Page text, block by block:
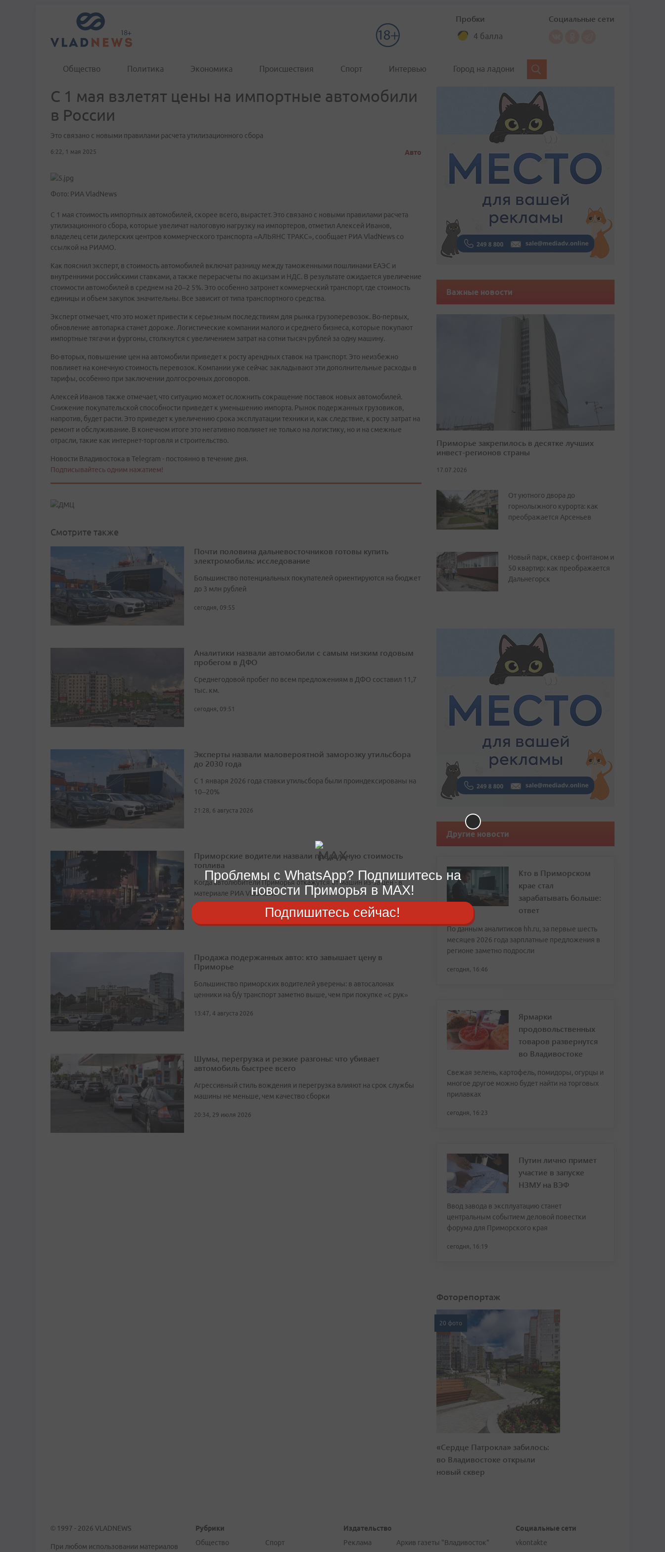
Пробки
4 балла
Социальные сети
Общество Политика Экономика Происшествия Спорт Интервью Город на ладони
С 1 мая взлетят цены на импортные автомобили
в России
Это связано с новыми правилами расчета утилизационного сбора
6:22, 1 мая 2025 Авто
Фото: РИА VladNews
С 1 мая стоимость импортных автомобилей, скорее всего, вырастет. Это связано с новыми правилами расчета
утилизационного сбора, которые увеличат налоговую нагрузку на импортеров, отметил Алексей Иванов,
владелец сети дилерских центров коммерческого транспорта «АЛЬЯНС ТРАКС», сообщает РИА VladNews со
ссылкой на РИАМО.
Как пояснил эксперт, в стоимость автомобилей включат разницу между таможенными пошлинами ЕАЭС и
внутренними российскими ставками, а также перерасчеты по акцизам и НДС. В результате ожидается увеличение
стоимости автомобилей в среднем на 20–2 5%. Это особенно затронет коммерческий транспорт, где стоимость
единицы и объем закупок значительны. Все зависит от типа транспортного средства.
Эксперт отмечает, что это может привести к серьезным последствиям для рынка грузоперевозок. Во-первых,
обновление автопарка станет дороже. Логистические компании малого и среднего бизнеса, которые покупают
импортные тягачи и фургоны, столкнутся с увеличением затрат на сотни тысяч рублей за одну машину.
Во-вторых, повышение цен на автомобили приведет к росту арендных ставок на транспорт. Это неизбежно
повлияет на конечную стоимость перевозок. Компании уже сейчас закладывают эти дополнительные расходы в
тарифы, особенно при заключении долгосрочных договоров.
Алексей Иванов также отмечает, что ситуацию может осложнить сокращение поставок новых автомобилей.
Снижение покупательской способности приведет к уменьшению импорта. Рынок подержанных грузовиков,
напротив, будет расти. Это приведет к увеличению срока эксплуатации техники и, как следствие, к росту затрат на
ремонт и обслуживание. В конечном итоге это негативно повлияет не только на логистику, но и на смежные
отрасли, такие как интернет-торговля и строительство.
Новости Владивостока в Telegram - постоянно в течение дня.
Подписывайтесь одним нажатием!
Смотрите также
Почти половина дальневосточников готовы купить
электромобиль: исследование
Большинство потенциальных покупателей ориентируются на бюджет
до 3 млн рублей
сегодня, 09:55
Аналитики назвали автомобили с самым низким годовым
пробегом в ДФО
Среднегодовой пробег по всем предложениям в ДФО составил 11,7
тыс. км.
сегодня, 09:51
Эксперты назвали маловероятной заморозку утильсбора
до 2030 года
С 1 января 2026 года ставки утильсбора были проиндексированы на
10–20%
21:28, 6 августа 2026
Приморские водители назвали предельную стоимость
топлива
Когда автолюбители Приморья откажутся от машин из-за цен - в
материале РИА VladNews
Продажа подержанных авто: кто завышает цену в
Приморье
Большинство приморских водителей уверены: в автосалонах
ценники на б/у транспорт заметно выше, чем при покупке «с рук»
13:47, 4 августа 2026
Шумы, перегрузка и резкие разгоны: что убивает
автомобиль быстрее всего
Агрессивный стиль вождения и перегрузка влияют на срок службы
машины не меньше, чем качество сборки
20:34, 29 июля 2026
Важные новости
Приморье закрепилось в десятке лучших
инвест-регионов страны
17.07.2026
От уютного двора до
горнолыжного курорта: как
преображается Арсеньев
Новый парк, сквер с фонтаном и
50 квартир: как преображается
Дальнегорск
Другие новости
Кто в Приморском
крае стал
зарабатывать больше:
ответ
По данным аналитиков hh.ru, за первые шесть
месяцев 2026 года зарплатные предложения в
регионе заметно подросли
сегодня, 16:46
Ярмарки
продовольственных
товаров развернутся
во Владивостоке
Свежая зелень, картофель, помидоры, огурцы и
многое другое можно будет найти на торговых
прилавках
сегодня, 16:23
Путин лично примет
участие в запуске
НЗМУ на ВЭФ
Ввод завода в эксплуатацию станет
центральным событием деловой повестки
форума для Приморского края
сегодня, 16:19
Фоторепортаж
20 фото
«Сердце Патрокла» забилось:
во Владивостоке открыли
новый сквер
© 1997 - 2026 VLADNEWS
При любом использовании материалов
Рубрики
Общество
Спорт
Издательство
Реклама
Архив газеты "Владивосток"
Социальные сети
vkontakte
Проблемы с WhatsApp? Подпишитесь на
новости Приморья в MAX!
Подпишитесь сейчас!